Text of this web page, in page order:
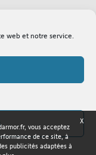
web et notre service.
droits réservés
X
vous acceptez
de ce site, à
publicités adaptées à